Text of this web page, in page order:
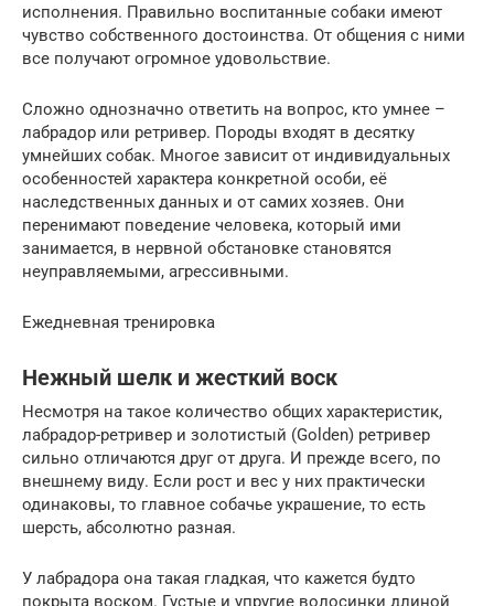
исполнения. Правильно воспитанные собаки имеют
чувство собственного достоинства. От общения с ними
все получают огромное удовольствие.
Сложно однозначно ответить на вопрос, кто умнее –
лабрадор или ретривер. Породы входят в десятку
умнейших собак. Многое зависит от индивидуальных
особенностей характера конкретной особи, её
наследственных данных и от самих хозяев. Они
перенимают поведение человека, который ими
занимается, в нервной обстановке становятся
неуправляемыми, агрессивными.
Ежедневная тренировка
Нежный шелк и жесткий воск
Несмотря на такое количество общих характеристик,
лабрадор-ретривер и золотистый (Golden) ретривер
сильно отличаются друг от друга. И прежде всего, по
внешнему виду. Если рост и вес у них практически
одинаковы, то главное собачье украшение, то есть
шерсть, абсолютно разная.
У лабрадора она такая гладкая, что кажется будто
покрыта воском. Густые и упругие волосинки длиной